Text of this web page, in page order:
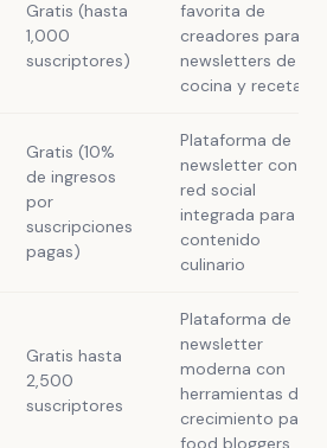
Gratis (hasta
1,000
suscriptores)
favorita de
creadores para
newsletters de
cocina y recetas
Gratis (10%
de ingresos
por
suscripciones
pagas)
Plataforma de
newsletter con
red social
integrada para
contenido
culinario
Gratis hasta
2,500
suscriptores
Plataforma de
newsletter
moderna con
herramientas de
crecimiento para
food bloggers